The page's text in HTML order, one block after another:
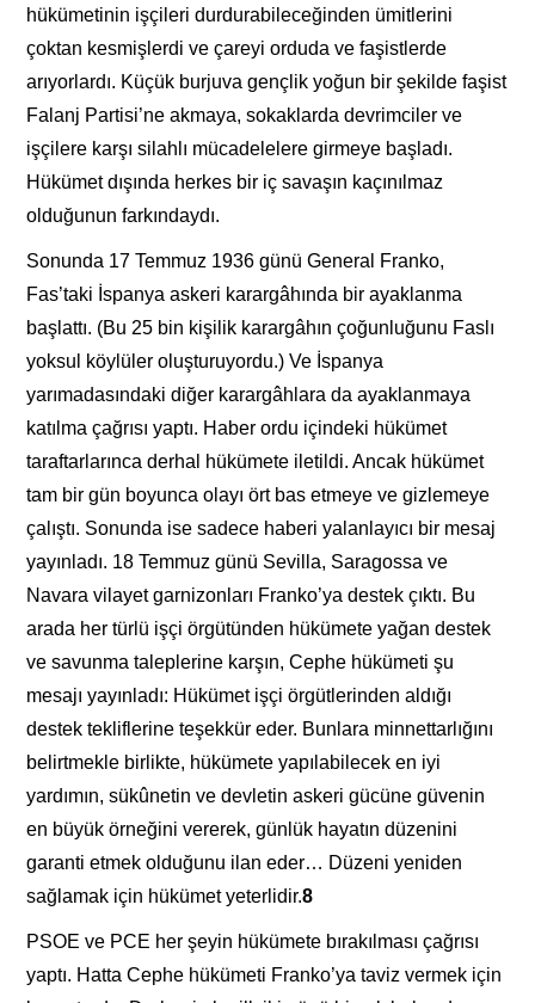
hükümetinin işçileri durdurabileceğinden ümitlerini
çoktan kesmişlerdi ve çareyi orduda ve faşistlerde
arıyorlardı. Küçük burjuva gençlik yoğun bir şekilde faşist
Falanj Partisi’ne akmaya, sokaklarda devrimciler ve
işçilere karşı silahlı mücadelelere girmeye başladı.
Hükümet dışında herkes bir iç savaşın kaçınılmaz
olduğunun farkındaydı.
Sonunda 17 Temmuz 1936 günü General Franko,
Fas’taki İspanya askeri karargâhında bir ayaklanma
başlattı. (Bu 25 bin kişilik karargâhın çoğunluğunu Faslı
yoksul köylüler oluşturuyordu.) Ve İspanya
yarımadasındaki diğer karargâhlara da ayaklanmaya
katılma çağrısı yaptı. Haber ordu içindeki hükümet
taraftarlarınca derhal hükümete iletildi. Ancak hükümet
tam bir gün boyunca olayı ört bas etmeye ve gizlemeye
çalıştı. Sonunda ise sadece haberi yalanlayıcı bir mesaj
yayınladı. 18 Temmuz günü Sevilla, Saragossa ve
Navara vilayet garnizonları Franko’ya destek çıktı. Bu
arada her türlü işçi örgütünden hükümete yağan destek
ve savunma taleplerine karşın, Cephe hükümeti şu
mesajı yayınladı: Hükümet işçi örgütlerinden aldığı
destek tekliflerine teşekkür eder. Bunlara minnettarlığını
belirtmekle birlikte, hükümete yapılabilecek en iyi
yardımın, sükûnetin ve devletin askeri gücüne güvenin
en büyük örneğini vererek, günlük hayatın düzenini
garanti etmek olduğunu ilan eder… Düzeni yeniden
sağlamak için hükümet yeterlidir.8
PSOE ve PCE her şeyin hükümete bırakılması çağrısı
yaptı. Hatta Cephe hükümeti Franko’ya taviz vermek için